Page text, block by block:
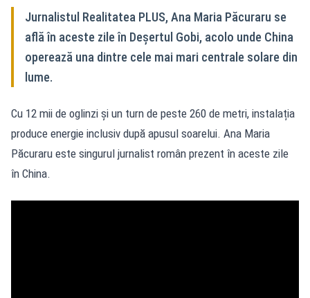
Jurnalistul Realitatea PLUS, Ana Maria Păcuraru se
află în aceste zile în Deșertul Gobi, acolo unde China
operează una dintre cele mai mari centrale solare din
lume.
Cu 12 mii de oglinzi și un turn de peste 260 de metri, instalația
produce energie inclusiv după apusul soarelui. Ana Maria
Păcuraru este singurul jurnalist român prezent în aceste zile
în China.